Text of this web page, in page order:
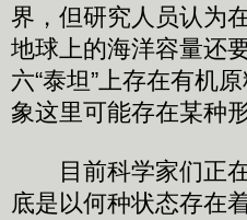
界，但研究人员认为
地球上的海洋容量还
六“泰坦”上存在有机
象这里可能存在某种
目前科学家们正在
底是以何种状态存在